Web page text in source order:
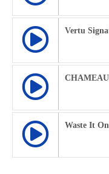
Vertu
CHAMEAU
Waste It